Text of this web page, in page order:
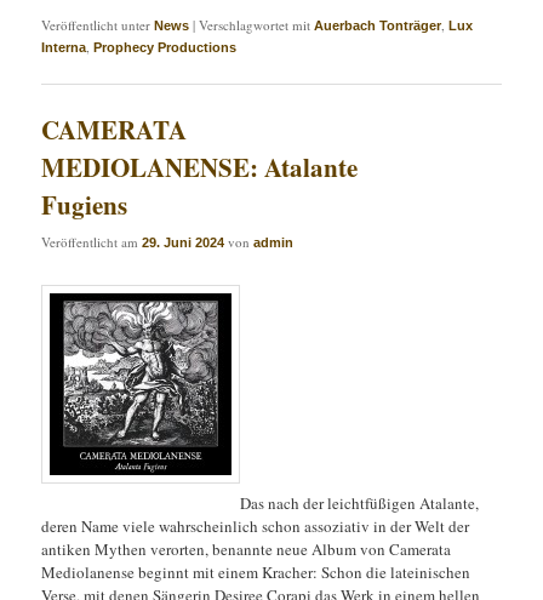
Veröffentlicht unter News |Verschlagwortet mit Auerbach Tonträger,Lux
Interna,Prophecy Productions
CAMERATA
MEDIOLANENSE: Atalante
Fugiens
Veröffentlicht am29. Juni 2024 vonadmin
Das nach der leichtfüßigen Atalante,
deren Name viele wahrscheinlich schon assoziativ in der Welt der
antiken Mythen verorten, benannte neue Album von Camerata
Mediolanense beginnt mit einem Kracher: Schon die lateinischen
Verse, mit denen Sängerin Desiree Corapi das Werk in einem hellen